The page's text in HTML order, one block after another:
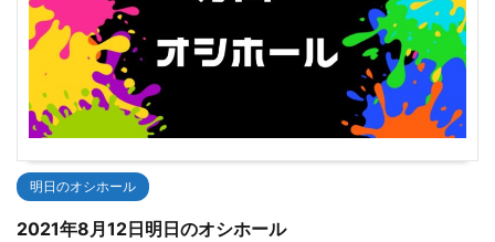
明日のオシホール
2021年8月12日明日のオシホール